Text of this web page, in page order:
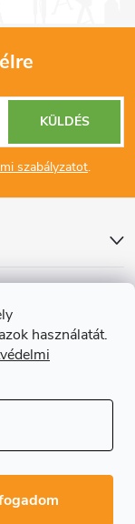
használatát.
szabályzatot.
KÜLDÉS
Süti beállítások